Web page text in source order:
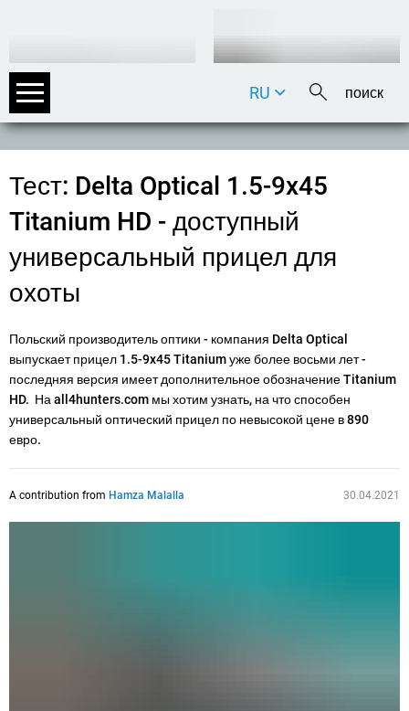
DE
IT
RU
Тест: Delta Optical 1.5-9x45
Titanium HD - доступный
универсальный прицел для
охоты
Польский производитель оптики - компания Delta Optical
выпускает прицел 1.5-9x45 Titanium уже более восьми лет -
последняя версия имеет дополнительное обозначение Titanium
HD. На all4hunters.com мы хотим узнать, на что способен
универсальный оптический прицел по невысокой цене в 890
евро.
A contribution from Hamza Malalla 30.04.2021